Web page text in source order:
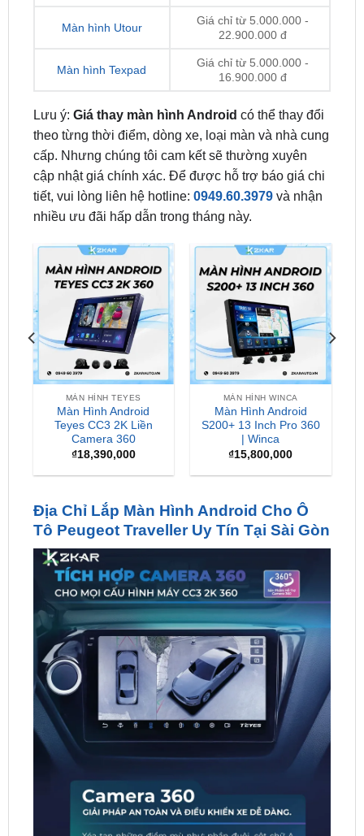
Màn hình Texpad
Giá chỉ từ 5.000.000 -
16.900.000 đ
Lưu ý:Giá thay màn hình Androidcó thể thay đổi
cấp. Nhưng chúng tôi cam kết sẽ thường xuyên
cập nhật giá chính xác. Để được hỗ trợ báo giá chi
tiết, vui lòng liên hệ hotline:0949.60.3979 và nhận
nhiều ưu đãi hấp dẫn trong tháng này.
MÀN HÌNH TEYES
Màn Hình Android
Teyes CC3 2K Liền
Camera 360
₫18,390,000
MÀN HÌNH WINCA
Màn Hình Android
S200+ 13 Inch Pro 360
| Winca
₫15,800,000